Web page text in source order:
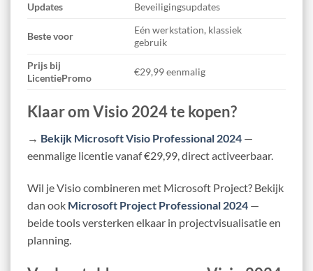
Updates
Beveiligingsupdates
Bestevoor
Eén werkstation, klassiek
gebruik
Prijs bij
LicentiePromo
€29,99 eenmalig
Klaar om Visio 2024 te kopen?
→ Bekijk Microsoft Visio Professional 2024 —
eenmalige licentie vanaf €29,99, direct activeerbaar.
Wil je Visio combineren met Microsoft Project? Bekijk
dan ook Microsoft Project Professional 2024 —
beide tools versterken elkaar in projectvisualisatie en
planning.